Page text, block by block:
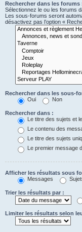
Rechercher dans les forums
Sélectionnez le ou les forums
Les sous-forums seront
désactivez pas l’option «
Rechercher dans les sous-
Oui
Non
Rechercher dans :
Le titre des sujets et
Le contenu des
Le titre des sujets
Le premier message
Afficher les résultats sous
Messages
Trier les résultats par :
Limiter les résultats selon